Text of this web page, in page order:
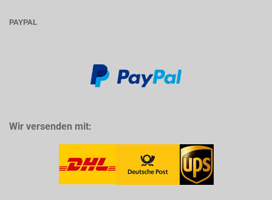
PAYPAL
Wir versenden mit: